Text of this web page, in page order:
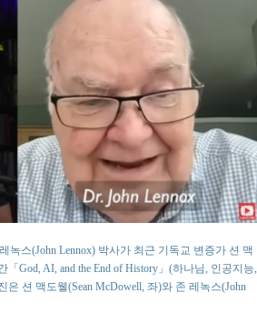
스(John Lennox) 박사가 최근 기독교 변증가 션 맥
God, AI, and the End of History」(하나님, 인공지능,
션 맥도웰(Sean McDowell, 좌)와 존 레녹스(John